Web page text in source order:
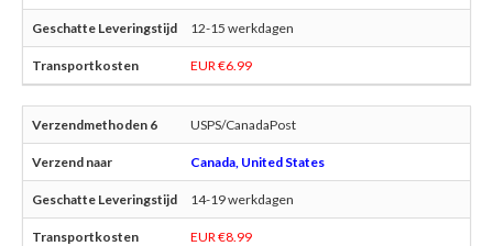
12-15 werkdagen
EUR €6.99
USPS/CanadaPost
Canada, United States
14-19 werkdagen
EUR €8.99